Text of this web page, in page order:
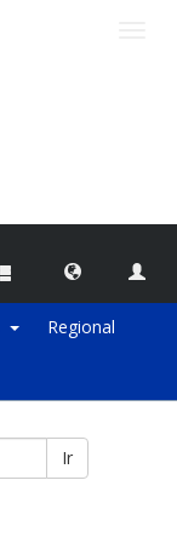
Regional
Ir